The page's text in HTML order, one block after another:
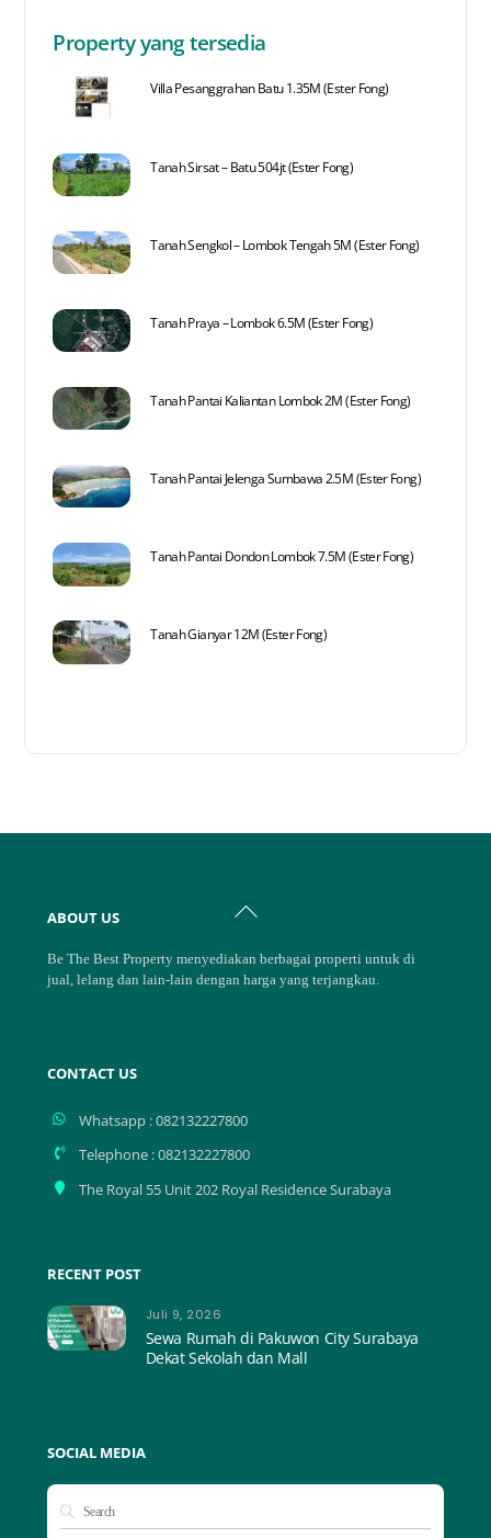
Property yang tersedia
Villa Pesanggrahan Batu 1.35M (Ester Fong)
Tanah Sirsat – Batu 504jt (Ester Fong)
Tanah Sengkol – Lombok Tengah 5M (Ester Fong)
Tanah Praya – Lombok 6.5M (Ester Fong)
Tanah Pantai Kaliantan Lombok 2M (Ester Fong)
Tanah Pantai Jelenga Sumbawa 2.5M (Ester Fong)
Tanah Pantai Dondon Lombok 7.5M (Ester Fong)
Tanah Gianyar 12M (Ester Fong)
Back
ABOUT US
Be The Best Property menyediakan berbagai properti untuk di
jual, lelang dan lain-lain dengan harga yang terjangkau.
CONTACT US
Whatsapp : 082132227800
Telephone : 082132227800
The Royal 55 Unit 202 Royal Residence Surabaya
RECENT POST
Juli 9, 2026
Sewa Rumah di Pakuwon City Surabaya
Dekat Sekolah dan Mall
SOCIAL MEDIA